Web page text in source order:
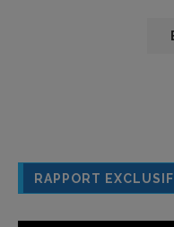
RAPPORT EXCLUSIF